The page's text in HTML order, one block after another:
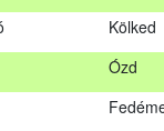
Kölked
Ózd